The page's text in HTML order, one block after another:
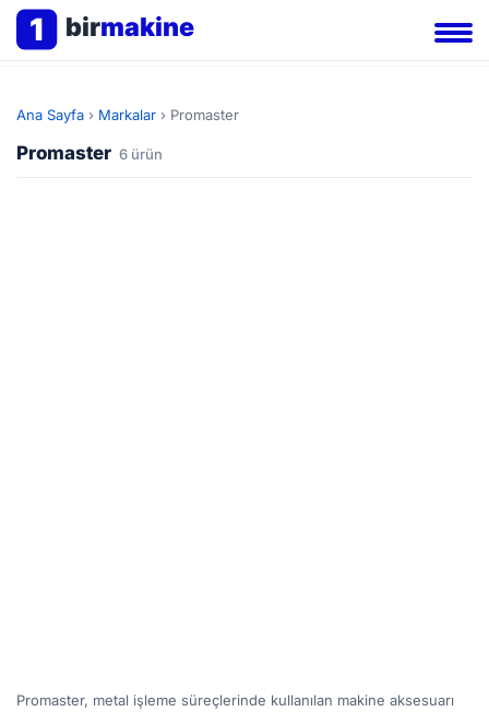
1 birmakine
Ana Sayfa › Markalar › Promaster
Promaster 6 ürün
Promaster, metal işleme süreçlerinde kullanılan makine aksesuarı